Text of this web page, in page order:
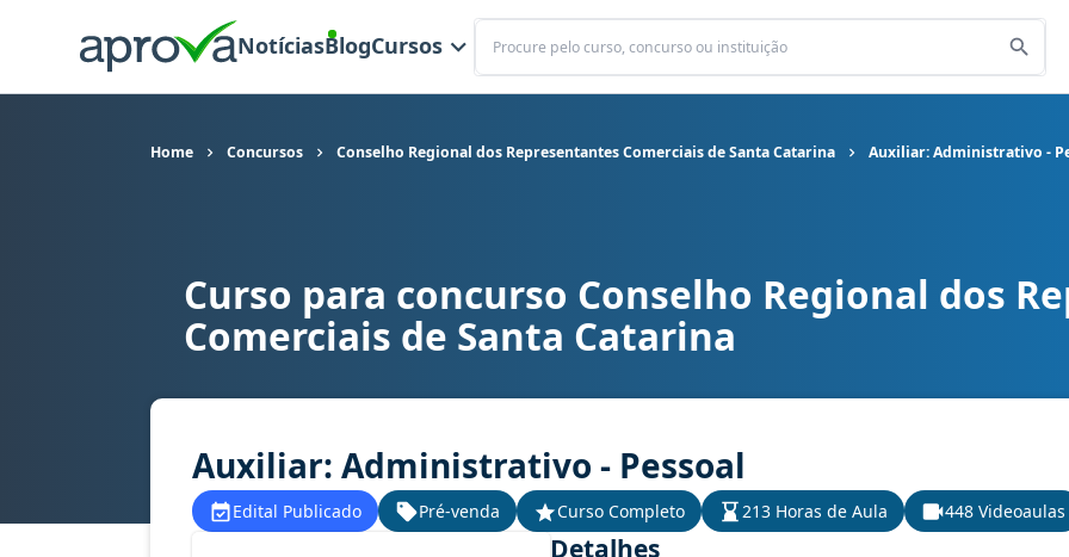
NotíciasBlogCursos
Buscar
Home Concursos Conselho Regional dos Representantes Comerciais de Santa Catarina Auxiliar: Administrativo -
Curso para concurso CORE SC - Conselho Regional dos Representantes Comerciais de Santa Catarina cargo
Curso para concurso Conselho Regional dos
Comerciais de Santa Catarina
Auxiliar: Administrativo - Pessoal
Edital Publicado Pré-venda Curso Completo 213 Horas de Aula 448 Videoaulas
Detalhes